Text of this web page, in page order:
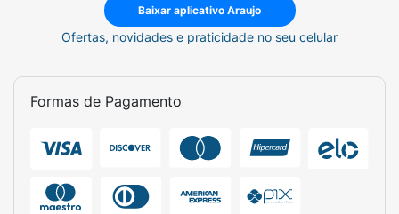
Baixar aplicativo Araujo
Ofertas, novidades e praticidade no seu celular
Formas de Pagamento